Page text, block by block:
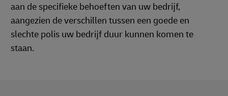
aan de specifieke behoeften van uw bedrijf,
aangezien de verschillen tussen een goede en
slechte polis uw bedrijf duur kunnen komen te
staan.